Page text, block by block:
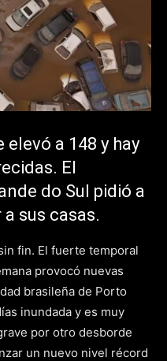
a 148 y hay
El
do Sul pidió a
sus casas.
fin. El fuerte temporal
provocó nuevas
brasileña de Porto
inundada y es muy
por otro desborde
un nuevo nivel récord